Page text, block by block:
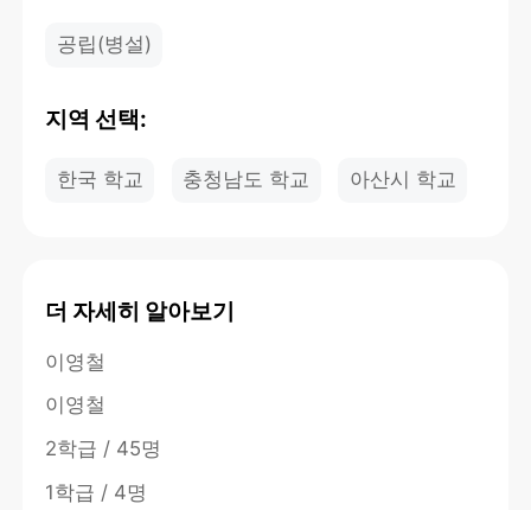
공립(병설)
지역 선택:
한국 학교 충청남도 학교 아산시 학교
더 자세히 알아보기
이영철
이영철
2학급 / 45명
1학급 / 4명